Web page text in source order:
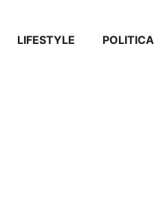
LIFESTYLE POLITICA